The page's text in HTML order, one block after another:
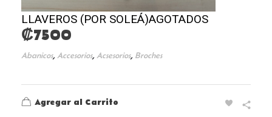
LLAVEROS (POR SOLEÁ)AGOTADOS
₡7500
Abanicos,Accesorios,Acsesorios, Broches
Agregar al Carrito